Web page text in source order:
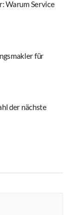
Warum Service
für
der nächste